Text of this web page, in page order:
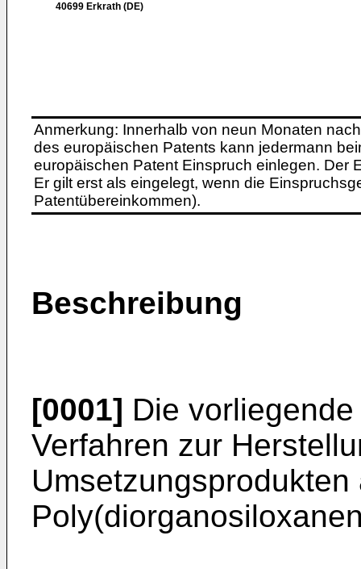
40699 Erkrath (DE)
Anmerkung: Innerhalb von neun Monaten
des europäischen Patents kann jedermann
europäischen Patent Einspruch einlegen. Der
Er gilt erst als eingelegt, wenn die
Patentübereinkommen).
Beschreibung
[0001] Die
Verfahren zur
Umsetzungsprodukten